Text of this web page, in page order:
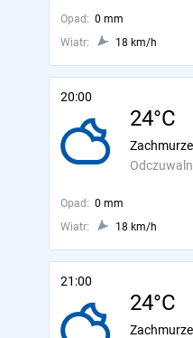
Opad: 0 mm
Wiatr:
18 km/h
20:00
24°C
Opad: 0 mm
Wiatr:
18 km/h
21:00
24°C